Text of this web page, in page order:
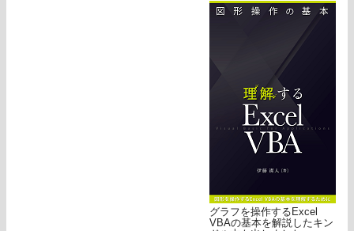
グラフを操作するExcel
VBAの基本を解説したキン